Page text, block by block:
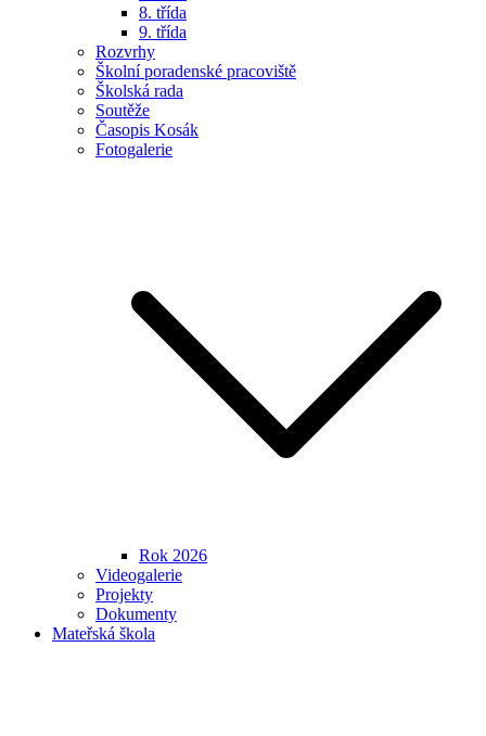
8. třída
9. třída
Rozvrhy
Školní poradenské pracoviště
Školská rada
Soutěže
Časopis Kosák
Fotogalerie
Rok 2026
Videogalerie
Projekty
Dokumenty
Mateřská škola